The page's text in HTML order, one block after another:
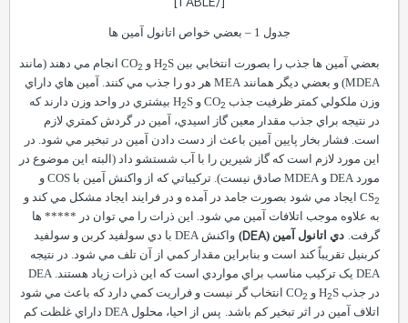
جدول 1 –بعضي خواص اتانول آمين ها
بعضي آمين ها جذب را بصورت انتخابي بين H 2S و CO 2
انجام مي دهند (مانند
MDEA) و بعضي ديگر همانندMEA هر دو را جذب مي کنند. آمين هاي داراي
وزن ملکولي کمتر ظرفيت جذب CO2 و H2S
بيشتري در واحد وزن دارند که
در نتيجه براي جذب مقدار معين گاز اسيدي، آمين در گردش کمتري لازم
است. فشار بخار پايين آمين باعث از دست دادن آمين در تبخير مي شود. در
اين مورد لازم است که گاز شيرين را با آب شستشو داد (البته اين موضوع در
موردDEA وMDEA صادق نيست). ترکيباتي که از واکنش آمين با COS و
CS ايجاد مي شود بصورت جامد در آمده و در فرايند ايجاد مشکل مي کند و
به علاوه موجب اتلافات آمين مي شود. اين ذرات را مي توان در ***** ها
گرفت. دي اتانول آمين (DEA
) واکنشDEA با دي سولفيد کربن و سولفيد
کربنيل تقريباً کند است و بنابراين مقدار کمي از آن تلف مي شود. در نتيجه
DEA يک ترکيب مناسب براي مواردي است که اين ذرات زياد هستند.DEA
در جذب
H 2S و CO 2
انتخاب گر نيست و فراريت کمي دارد که باعث مي شود
اتلاف آمين در اثر تبخير کم باشد. پس از احيا، محلولDEA داراي غلظت کم